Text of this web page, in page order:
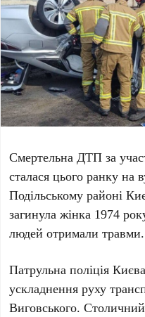
Смертельна ДТП за
сталася цього ранку на
Подільському районі
загинула жінка 1974
людей отримали травми.
Патрульна поліція
ускладнення руху
Виговського.